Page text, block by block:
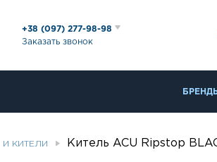
+38 (097) 277-98-98
Заказать звонок
И КИТЕЛИ Китель ACU Ripstop